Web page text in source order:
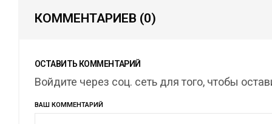
КОММЕНТАРИЕВ (0)
ОСТАВИТЬ КОММЕНТАРИЙ
Войдите через соц. сеть для того, чтобы
ВАШ КОММЕНТАРИЙ